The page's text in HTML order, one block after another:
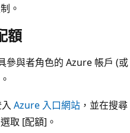
。
額
參與者角色的 Azure 帳戶 (或
Azure 入口網站 ，並在搜尋
取 [配額] 。